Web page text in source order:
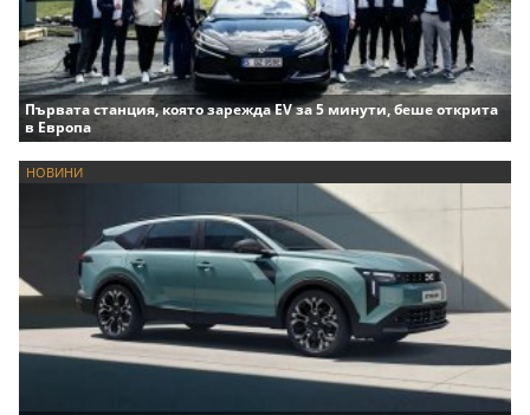
Първата станция, която зарежда EV за 5 минути, беше открита
в Европа
НОВИНИ